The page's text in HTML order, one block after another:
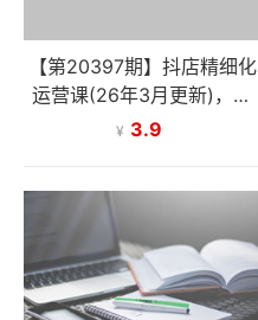
【第20397期】抖店精细化
运营课(26年3月更新)，从
基础认知到高阶策略的可落
¥ 3.9